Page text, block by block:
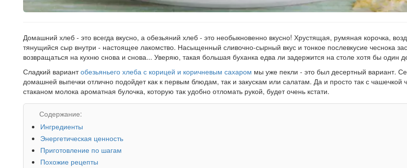
заказу
Домашний хлеб - это всегда вкусно, а обезьяний хлеб - это необыкновенно вкусно! Хрустящая, румяная корочка,
тянущийся сыр внутри - настоящее лакомство. Насыщенный сливочно-сырный вкус и тонкое послевкусие чеснока
возвращаться на кухню снова и снова... Уверяю, такая большая буханка едва ли задержится на столе хотя бы один
Сладкий вариантобезьяньего хлеба с корицей и коричневым сахаром мы уже пекли - это был десертный вариант.
домашней выпечки отлично подойдет как к первым блюдам, так и закускам или салатам. Да и просто так с чашечкой
стаканом молока ароматная булочка, которую так удобно отломать рукой, будет очень кстати.
Содержание:
Ингредиенты
Энергетическая ценность
Приготовление по шагам
Похожие рецепты